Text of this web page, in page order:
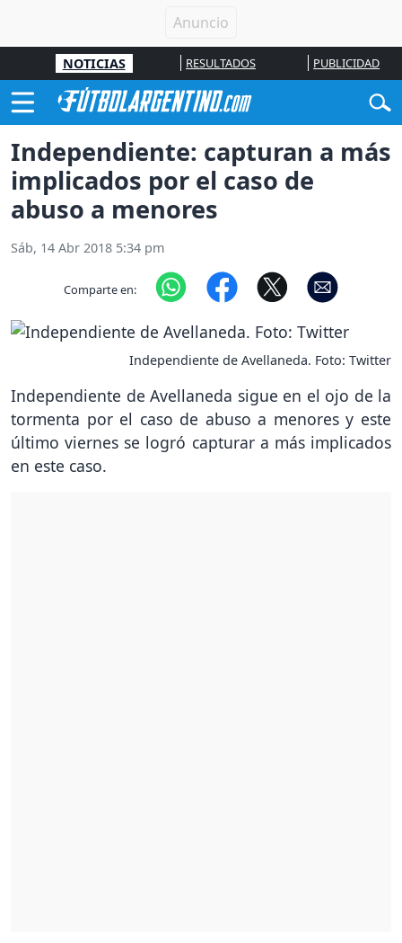
NOTICIAS RESULTADOS PUBLICIDAD
Independiente: capturan a más
implicados por el caso de
abuso a menores
Sáb, 14 Abr 2018 5:34 pm
Comparte en:
Independiente de Avellaneda. Foto: Twitter
Independiente de Avellaneda sigue en el ojo de la
tormenta por el caso de abuso a menores y este
último viernes se logró capturar a más implicados
en este caso.